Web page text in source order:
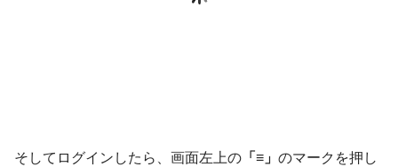
そしてログインしたら、画面左上の 「≡」 のマークを押し